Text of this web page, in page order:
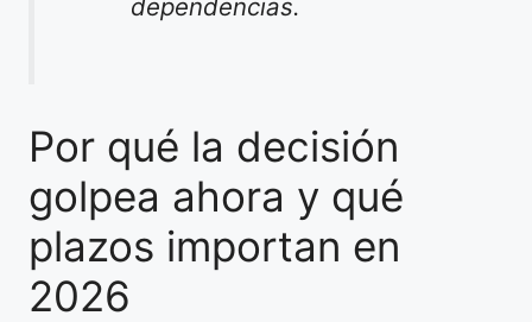
dependencias.
Por qué la decisión
golpea ahora y qué
plazos importan en
2026